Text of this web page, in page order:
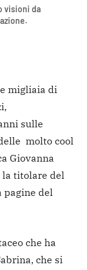
visioni da
migliaia di
sulle
molto cool
Giovanna
la titolare del
pagine del
che ha
che si